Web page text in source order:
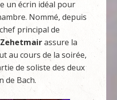
un écrin idéal pour
Nommé, depuis
principal de
assure la
au cours de la soirée,
de soliste des deux
de Bach.